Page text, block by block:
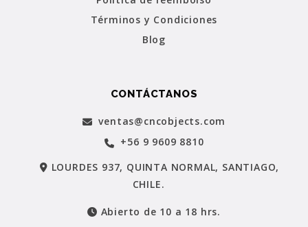
Términos y Condiciones
Blog
CONTÁCTANOS
ventas@cncobjects.com
+56 9 9609 8810
LOURDES 937, QUINTA NORMAL, SANTIAGO,
CHILE.
Abierto de 10 a 18 hrs.